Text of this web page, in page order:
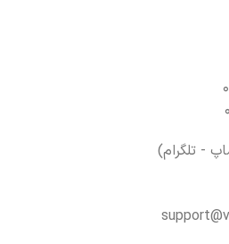
- تلگرام)